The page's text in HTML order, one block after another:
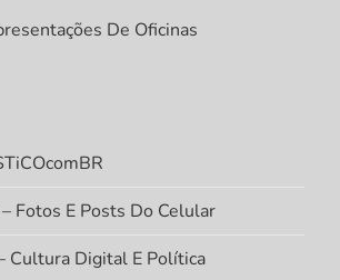
De Oficinas
Fotos E Posts Do Celular
Cultura Digital E Política